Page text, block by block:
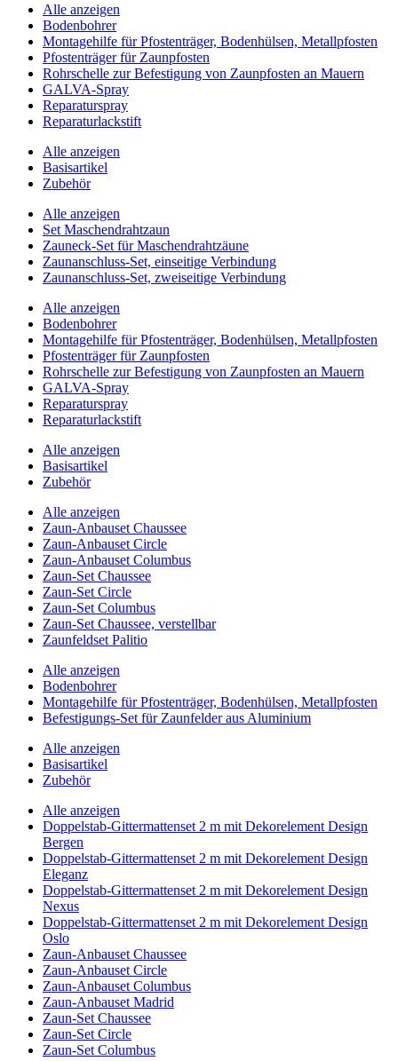
Alle anzeigen
Bodenbohrer
Montagehilfe für Pfostenträger, Bodenhülsen, Metallpfosten
Pfostenträger für Zaunpfosten
Rohrschelle zur Befestigung von Zaunpfosten an Mauern
GALVA-Spray
Reparaturspray
Reparaturlackstift
Alle anzeigen
Basisartikel
Zubehör
Alle anzeigen
Set Maschendrahtzaun
Zauneck-Set für Maschendrahtzäune
Zaunanschluss-Set, einseitige Verbindung
Zaunanschluss-Set, zweiseitige Verbindung
Alle anzeigen
Bodenbohrer
Montagehilfe für Pfostenträger, Bodenhülsen, Metallpfosten
Pfostenträger für Zaunpfosten
Rohrschelle zur Befestigung von Zaunpfosten an Mauern
GALVA-Spray
Reparaturspray
Reparaturlackstift
Alle anzeigen
Basisartikel
Zubehör
Alle anzeigen
Zaun-Anbauset Chaussee
Zaun-Anbauset Circle
Zaun-Anbauset Columbus
Zaun-Set Chaussee
Zaun-Set Circle
Zaun-Set Columbus
Zaun-Set Chaussee, verstellbar
Zaunfeldset Palitio
Alle anzeigen
Bodenbohrer
Montagehilfe für Pfostenträger, Bodenhülsen, Metallpfosten
Befestigungs-Set für Zaunfelder aus Aluminium
Alle anzeigen
Basisartikel
Zubehör
Alle anzeigen
Doppelstab-Gittermattenset 2 m mit Dekorelement Design
Bergen
Doppelstab-Gittermattenset 2 m mit Dekorelement Design
Eleganz
Doppelstab-Gittermattenset 2 m mit Dekorelement Design
Nexus
Doppelstab-Gittermattenset 2 m mit Dekorelement Design
Oslo
Zaun-Anbauset Chaussee
Zaun-Anbauset Circle
Zaun-Anbauset Columbus
Zaun-Anbauset Madrid
Zaun-Set Chaussee
Zaun-Set Circle
Zaun-Set Columbus